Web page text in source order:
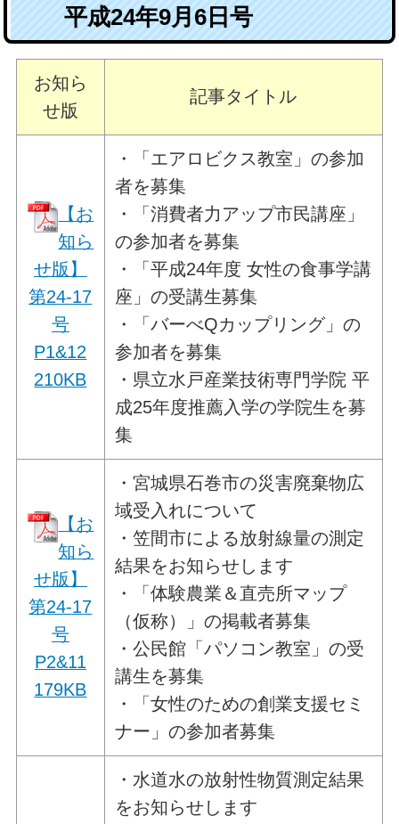
平成24年9月6日号
お知ら
せ版
記事タイトル
【お
知ら
せ版】
第24-17
号
P1&12
210KB
・「エアロビクス教室」の参加
者を募集
・「消費者力アップ市民講座」
の参加者を募集
・「平成24年度 女性の食事学講
座」の受講生募集
・「バーべQカップリング」の
参加者を募集
・県立水戸産業技術専門学院 平
成25年度推薦入学の学院生を募
集
【お
知ら
せ版】
第24-17
号
P2&11
179KB
・宮城県石巻市の災害廃棄物広
域受入れについて
・笠間市による放射線量の測定
結果をお知らせします
・「体験農業＆直売所マップ
（仮称）」の掲載者募集
・公民館「パソコン教室」の受
講生を募集
・「女性のための創業支援セミ
ナー」の参加者募集
・水道水の放射性物質測定結果
をお知らせします